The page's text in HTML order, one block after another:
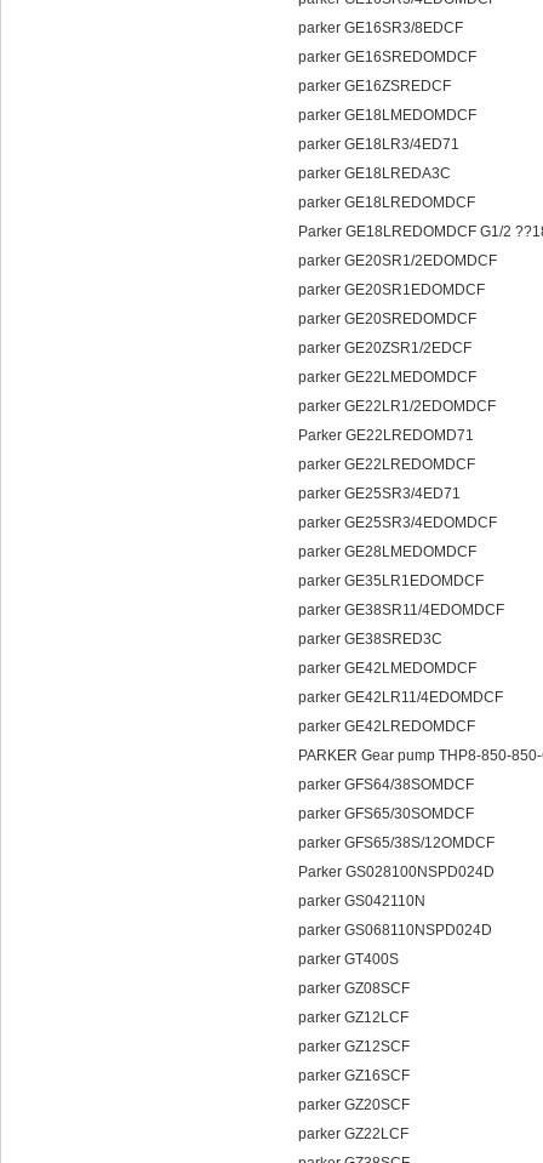
parker GE16SR3/8EDCF
parker GE16SREDOMDCF
parker GE16ZSREDCF
parker GE18LMEDOMDCF
parker GE18LR3/4ED71
parker GE18LREDA3C
parker GE18LREDOMDCF
Parker GE18LREDOMDCF G1/2
parker GE20SR1/2EDOMDCF
parker GE20SR1EDOMDCF
parker GE20SREDOMDCF
parker GE20ZSR1/2EDCF
parker GE22LMEDOMDCF
parker GE22LR1/2EDOMDCF
Parker GE22LREDOMD71
parker GE22LREDOMDCF
parker GE25SR3/4ED71
parker GE25SR3/4EDOMDCF
parker GE28LMEDOMDCF
parker GE35LR1EDOMDCF
parker GE38SR11/4EDOMDCF
parker GE38SRED3C
parker GE42LMEDOMDCF
parker GE42LR11/4EDOMDCF
parker GE42LREDOMDCF
PARKER Gear pump THP8-850-
parker GFS64/38SOMDCF
parker GFS65/30SOMDCF
parker GFS65/38S/12OMDCF
Parker GS028100NSPD024D
parker GS042110N
parker GS068110NSPD024D
parker GT400S
parker GZ08SCF
parker GZ12LCF
parker GZ12SCF
parker GZ16SCF
parker GZ20SCF
parker GZ22LCF